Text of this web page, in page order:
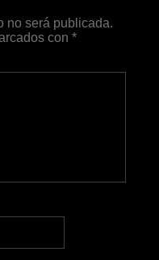
no será publicada.
con *